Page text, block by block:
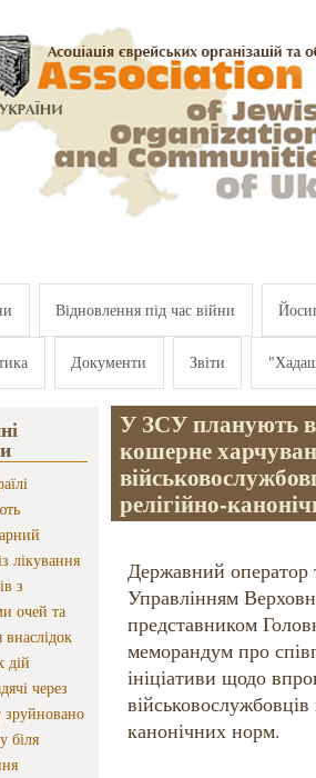
Відновлення під час війни
Документи Звіти
лікування
з
очей та
дій
через
біля
У ЗСУ планують
кошерне
релігійно-
Державний
Управлінням
представником
меморандум про
ініціативи щодо
військовослужбовців
канонічних норм.